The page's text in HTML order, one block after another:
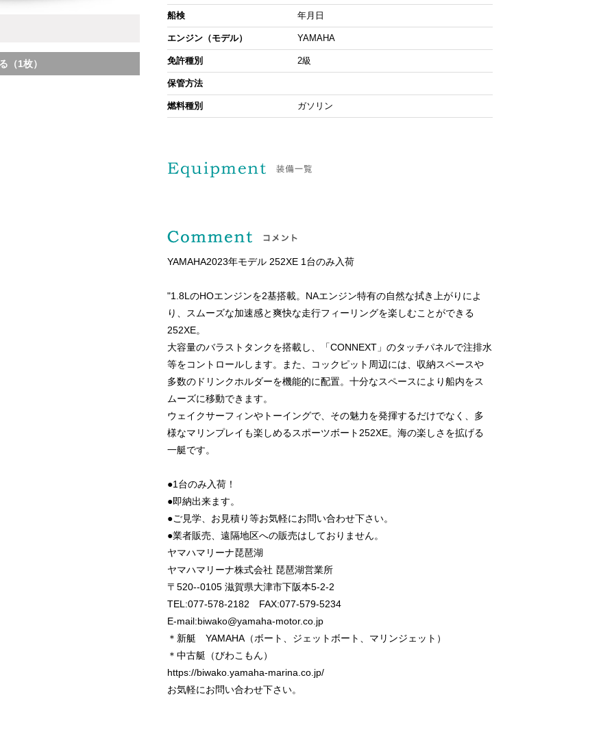
（1枚）
船検 年月日
エンジン（モデル） YAMAHA
免許種別 2級
保管方法
燃料種別 ガソリン
YAMAHA2023年モデル 252XE 1台のみ入荷
"1.8LのHOエンジンを2基搭載。NAエンジン特有の自然な拭き上がりによ
り、スムーズな加速感と爽快な走行フィーリングを楽しむことができる
252XE。
大容量のバラストタンクを搭載し、「CONNEXT」のタッチパネルで注排水
等をコントロールします。また、コックピット周辺には、収納スペースや
多数のドリンクホルダーを機能的に配置。十分なスペースにより船内をス
ムーズに移動できます。
ウェイクサーフィンやトーイングで、その魅力を発揮するだけでなく、多
様なマリンプレイも楽しめるスポーツボート252XE。海の楽しさを拡げる
一艇です。
●1台のみ入荷！
●即納出来ます。
●ご見学、お見積り等お気軽にお問い合わせ下さい。
●業者販売、遠隔地区への販売はしておりません。
ヤマハマリーナ琵琶湖
ヤマハマリーナ株式会社 琵琶湖営業所
〒520--0105 滋賀県大津市下阪本5-2-2
TEL:077-578-2182 FAX:077-579-5234
E-mail:biwako@yamaha-motor.co.jp
＊新艇 YAMAHA（ボート、ジェットボート、マリンジェット）
＊中古艇（びわこもん）
https://biwako.yamaha-marina.co.jp/
お気軽にお問い合わせ下さい。